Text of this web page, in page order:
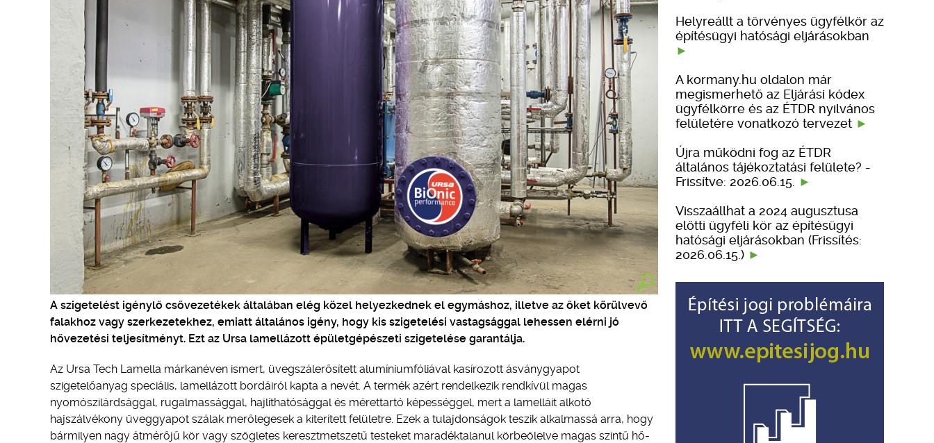
A szigetelést igénylő csővezetékek általában elég közel helyezkednek el egymáshoz, illetve az őket körülvevő
falakhoz vagy szerkezetekhez, emiatt általános igény, hogy kis szigetelési vastagsággal lehessen elérni jó
hővezetési teljesítményt. Ezt az Ursa lamellázott épületgépészeti szigetelése garantálja.
Az Ursa Tech Lamella márkanéven ismert, üvegszálerősített alumíniumfóliával kasírozott ásványgyapot
szigetelőanyag speciális, lamellázott bordáiról kapta a nevét. A termék azért rendelkezik rendkívül magas
nyomószilárdsággal, rugalmassággal, hajlíthatósággal és mérettartó képességgel, mert a lamelláit alkotó
hajszálvékony üveggyapot szálak merőlegesek a kiterített felületre. Ezek a tulajdonságok teszik alkalmassá arra, hogy
bármilyen nagy átmérőjű kör vagy szögletes keresztmetszetű testeket maradéktalanul körbeölelve magas szintű hő-
Helyreállt a törvényes ügyfélkör az
építésügyi hatósági eljárásokban
A kormany.hu oldalon már
megismerhető az Eljárási kódex
ügyfélkörre és az ÉTDR nyilvános
felületére vonatkozó tervezet
Újra működni fog az ÉTDR
általános tájékoztatási felülete? -
Frissítve: 2026.06.15.
Visszaállhat a 2024 augusztusa
előtti ügyféli kör az építésügyi
hatósági eljárásokban (Frissítés:
2026.06.15.)